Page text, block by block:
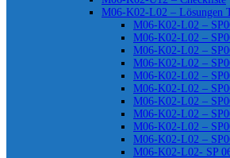
M06-K02-L02 – Lösungen
M06-K02-L02 –
M06-K02-L02 –
M06-K02-L02 –
M06-K02-L02 –
M06-K02-L02 –
M06-K02-L02 –
M06-K02-L02 –
M06-K02-L02 –
M06-K02-L02 –
M06-K02-L02 –
M06-K02-L02- SP